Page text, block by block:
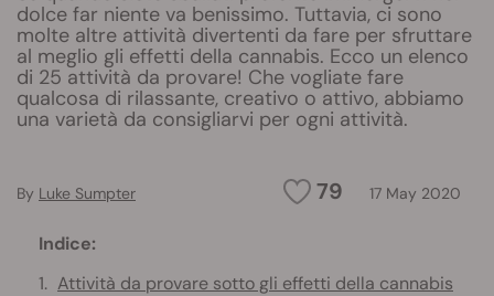
dolce far niente va benissimo. Tuttavia, ci sono
molte altre attività divertenti da fare per sfruttare
al meglio gli effetti della cannabis. Ecco un elenco
di 25 attività da provare! Che vogliate fare
qualcosa di rilassante, creativo o attivo, abbiamo
una varietà da consigliarvi per ogni attività.
79 17 May 2020
By Luke Sumpter
Indice:
Attività da provare sotto gli effetti della cannabis